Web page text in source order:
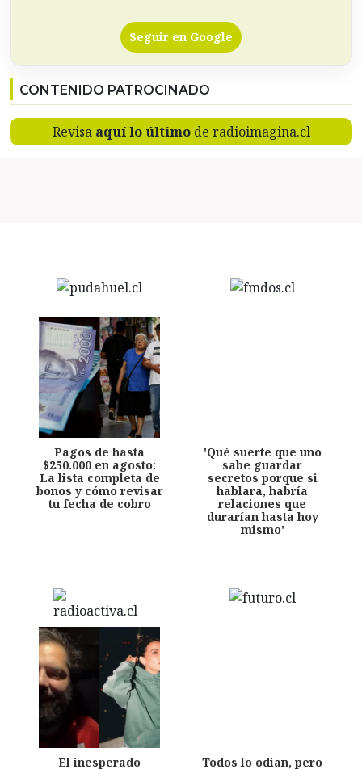
Seguir en Google
CONTENIDO PATROCINADO
Revisa aquí lo últimode radioimagina.cl
Pagos de hasta
$250.000 en agosto:
La lista completa de
bonos y cómo revisar
tu fecha de cobro
'Qué suerte que uno
sabe guardar
secretos porque si
hablara, habría
relaciones que
durarían hasta hoy
mismo'
El inesperado
Todos lo odian, pero